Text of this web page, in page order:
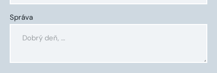
Správa